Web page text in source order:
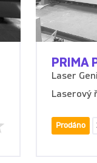
PRIMA
Laser
Laserový
Prodáno